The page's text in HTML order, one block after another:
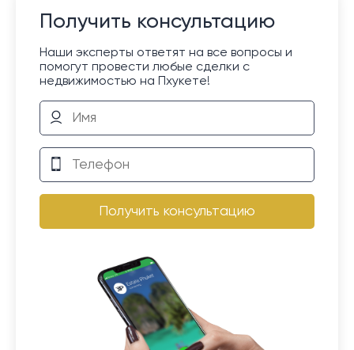
Получить консультацию
Наши эксперты ответят на все вопросы и
помогут провести любые сделки с
недвижимостью на Пхукете!
Получить консультацию